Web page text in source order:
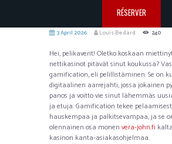
RÉSERVER
3 April 2026 Louis Bedard 240
Hei, pelikaverit! Oletko koskaan
nettikasinot pitävät sinut koukussa?
gamification, eli pelillistäminen. Se on
digitaalinen aarrejahti, jossa jokainen
panos ja voitto vie sinut lähemmäs
ja etuja. Gamification tekee
hauskempaa ja palkitsevampaa, ja se
olennainen osa monen vera-john.fi
kasinon kanta-asiakasohjelmaa.